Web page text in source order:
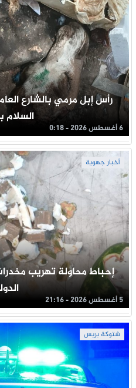
رأس إبل مرمي بالشارع
السلام
6 أغسطس 2026 - 0:18
أخبار جهوية
إحباط محاولة تهريب
5 أغسطس 2026 - 21:16
شتوكة بريس